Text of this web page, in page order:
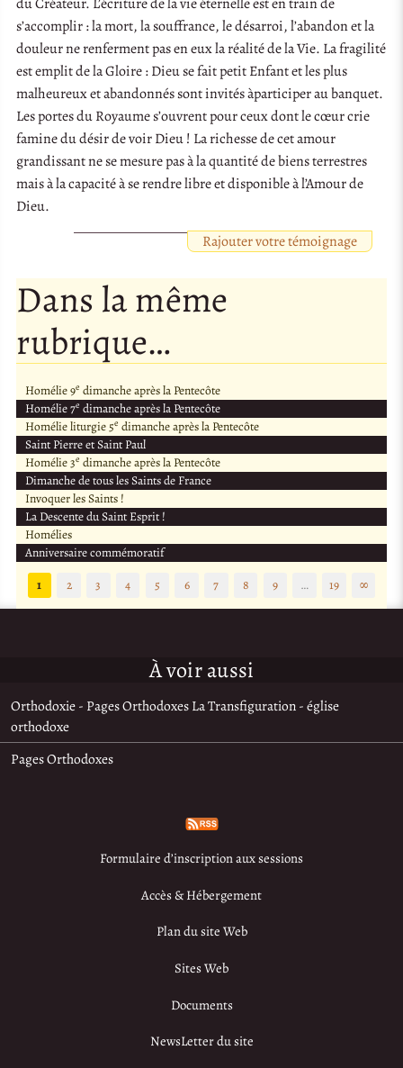
s’accomplir : la mort, la souffrance, le désarroi, l’abandon et la
douleur ne renferment pas en eux la réalité de la Vie. La fragilité
est emplit de la Gloire : Dieu se fait petit Enfant et les plus
malheureux et abandonnés sont invités àparticiper au banquet.
Les portes du Royaume s’ouvrent pour ceux dont le cœur crie
famine du désir de voir Dieu ! La richesse de cet amour
grandissant ne se mesure pas à la quantité de biens terrestres
mais à la capacité à se rendre libre et disponible à l’Amour de
Dieu.
Rajouter votre témoignage
Dans la même
rubrique…
Homélie 9e dimanche après la Pentecôte
Homélie 7e dimanche après la Pentecôte
Homélie liturgie 5e dimanche après la Pentecôte
Saint Pierre et Saint Paul
Homélie 3e dimanche après la Pentecôte
Dimanche de tous les Saints de France
Invoquer les Saints !
La Descente du Saint Esprit !
Homélies
Anniversaire commémoratif
1
2 3 4 5 6 7 8 9 … 19 ∞
À voir aussi
Orthodoxie - Pages Orthodoxes La Transfiguration - église
orthodoxe
Pages Orthodoxes
Formulaire d’inscription aux sessions
Accès & Hébergement
Plan du site Web
Sites Web
Documents
NewsLetter du site